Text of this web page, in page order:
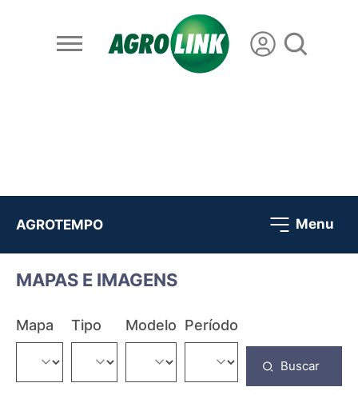
AGROTEMPO Menu
MAPAS E IMAGENS
Mapa Tipo Modelo Período
Buscar